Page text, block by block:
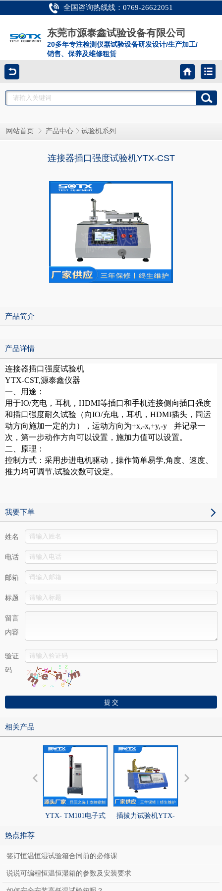
全国咨询热线线：0769-26622051
东莞市源泰鑫试验设备有限公司
20多年专注检测仪器试验设备研发设计/生产加工/
销售、保养及维修租赁
网站首页 产品中心 试验机系列
连接器插口强度试验机YTX-CST
产品简介
产品详情
连接器插口强度试验机
YTX-CST,源泰鑫仪器
一、用途：
用于IO/充电，耳机，HDMI等插口和手机连接侧向插口强度
和插口强度耐久试验（向IO/充电，耳机，HDMI插头，同运
动方向施加一定的力），运动方向为+x,-x,+y,-y 并记录一
次，第一步动作方向可以设置，施加力值可以设置。
二、原理：
控制方式：采用步进电机驱动，操作简单易学,角度、速度、
推力均可调节,试验次数可设定。
我要下单
姓名
电话
邮箱
标题
留言
内容
验证
码
相关产品
YTX- TM101电子式 插拔力试验机YTX-
热点推荐
签订恒温恒湿试验箱合同前的必修课
说说可编程恒温恒湿箱的参数及安装要求